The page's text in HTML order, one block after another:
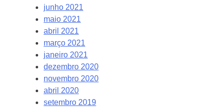
junho 2021
maio 2021
abril 2021
março 2021
janeiro 2021
dezembro 2020
novembro 2020
abril 2020
setembro 2019